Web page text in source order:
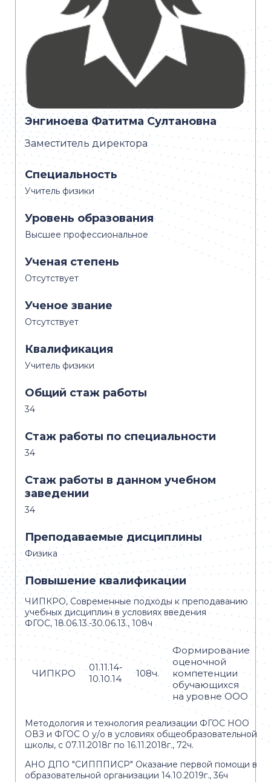
Энгиноева Фатитма Султановна
Заместитель директора
Специальность
Учитель физики
Уровень образования
Высшее профессиональное
Ученая степень
Отсутствует
Ученое звание
Отсутствует
Квалификация
Учитель физики
Общий стаж работы
34
Стаж работы по специальности
34
Стаж работы в данном учебном
заведении
34
Преподаваемые дисциплины
Физика
Повышение квалификации
ЧИПКРО, Современные подходы к преподаванию
учебных дисциплин в условиях введения
ФГОС, 18.06.13.-30.06.13., 108ч
ЧИПКРО
01.11.14-
10.10.14
108ч.
Формирование
оценочной
компетенции
обучающихся
на уровне ООО
Методология и технология реализации ФГОС НОО
ОВЗ и ФГОС О у/о в условиях общеобразовательной
школы, с 07.11.2018г по 16.11.2018г., 72ч.
АНО ДПО "СИПППИСР" Оказание первой помощи в
образовательной организации 14.10.2019г., 36ч